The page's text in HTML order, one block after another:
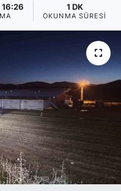
1 DK
OKUNMA SÜRESI